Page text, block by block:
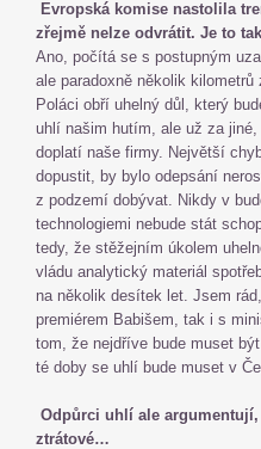
Evropská komise nastolila
zřejmě nelze odvrátit. Je to
Ano, počítá se s postupným
ale paradoxně několik
Poláci obří uhelný důl, který
uhlí našim hutím, ale už za
doplatí naše firmy. Největší
dopustit, by bylo odepsání
z podzemí dobývat. Nikdy v
technologiemi nebude stát
tedy, že stěžejním úkolem
vládu analytický materiál
na několik desítek let. Jsem
premiérem Babišem, tak i s
tom, že nejdříve bude muset
té doby se uhlí bude muset v
Odpůrci uhlí ale
ztrátové…